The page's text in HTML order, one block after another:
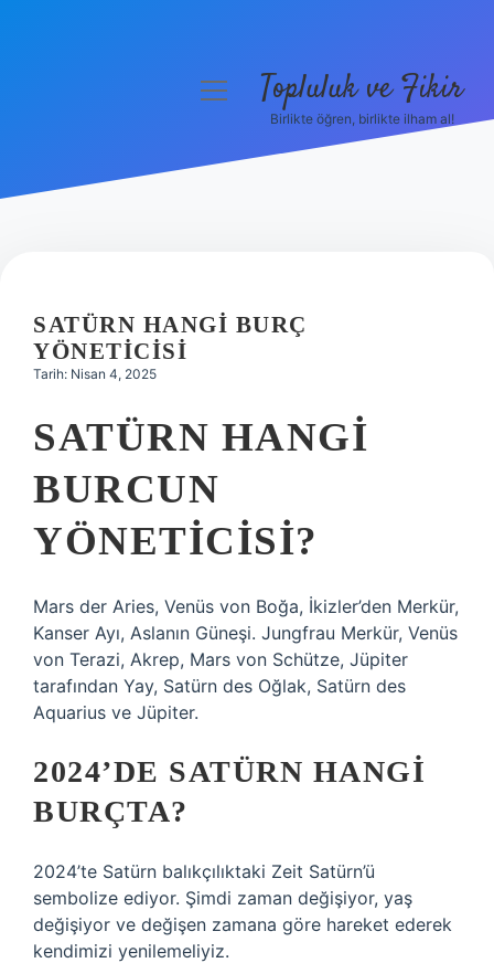
Hakkımızda
menüyüTopluluk ve Fikir
Birlikte öğren, birlikte ilham al!
SATÜRN HANGI BURÇ
YÖNETICISI
Tarih: Nisan 4, 2025
SATÜRN HANGI
BURCUN
YÖNETICISI?
Mars der Aries, Venüs von Boğa, İkizler’den Merkür,
Kanser Ayı, Aslanın Güneşi. Jungfrau Merkür, Venüs
von Terazi, Akrep, Mars von Schütze, Jüpiter
tarafından Yay, Satürn des Oğlak, Satürn des
Aquarius ve Jüpiter.
2024’DE SATÜRN HANGI
BURÇTA?
2024’te Satürn balıkçılıktaki Zeit Satürn’ü
sembolize ediyor. Şimdi zaman değişiyor, yaş
değişiyor ve değişen zamana göre hareket ederek
kendimizi yenilemeliyiz.